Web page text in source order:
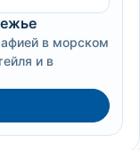
в морском
и в